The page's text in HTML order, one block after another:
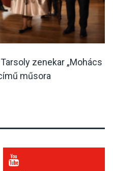
Verőcén –
élővilágának
Tarsoly zenekar „Mohács
műsora